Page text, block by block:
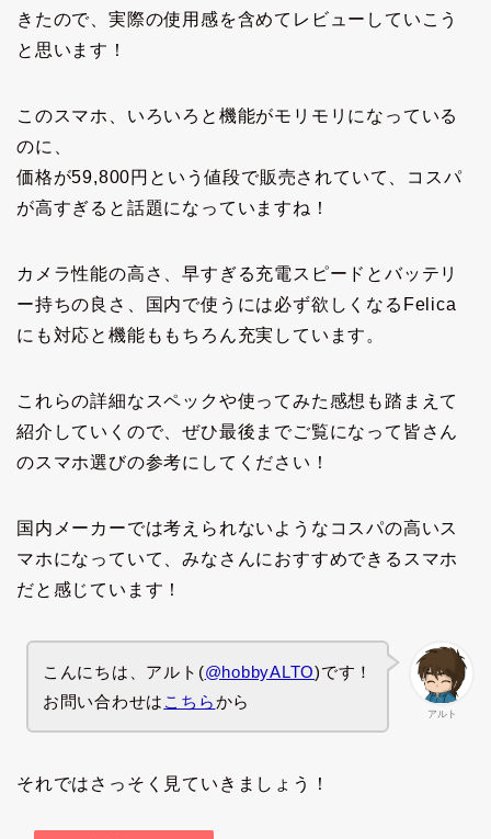
きたので、実際の使用感を含めてレビューしていこう
と思います！
このスマホ、いろいろと機能がモリモリになっている
のに、
価格が59,800円という値段で販売されていて、コスパ
が高すぎると話題になっていますね！
カメラ性能の高さ、早すぎる充電スピードとバッテリ
ー持ちの良さ、国内で使うには必ず欲しくなるFelica
にも対応と機能ももちろん充実しています。
これらの詳細なスペックや使ってみた感想も踏まえて
紹介していくので、ぜひ最後までご覧になって皆さん
のスマホ選びの参考にしてください！
国内メーカーでは考えられないようなコスパの高いス
マホになっていて、みなさんにおすすめできるスマホ
だと感じています！
アルト
こんにちは、アルト(@hobbyALTO)です！
お問い合わせは こちらから
それではさっそく見ていきましょう！